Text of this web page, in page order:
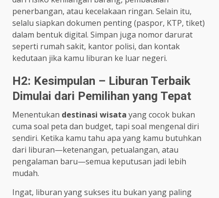
penerbangan, atau kecelakaan ringan. Selain itu,
selalu siapkan dokumen penting (paspor, KTP, tiket)
dalam bentuk digital. Simpan juga nomor darurat
seperti rumah sakit, kantor polisi, dan kontak
kedutaan jika kamu liburan ke luar negeri.
H2: Kesimpulan – Liburan Terbaik
Dimulai dari Pemilihan yang Tepat
Menentukan destinasi wisata yang cocok bukan
cuma soal peta dan budget, tapi soal mengenal diri
sendiri. Ketika kamu tahu apa yang kamu butuhkan
dari liburan—ketenangan, petualangan, atau
pengalaman baru—semua keputusan jadi lebih
mudah.
Ingat, liburan yang sukses itu bukan yang paling